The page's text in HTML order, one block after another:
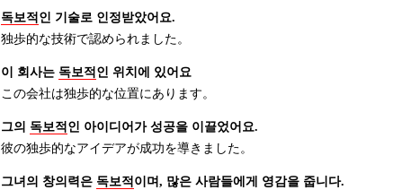
독보적 인 기술로 인정받았어요.
独歩的な技術で認められました。
이 회사는 독보적 인 위치에 있어요
この会社は独歩的な位置にあります。
그의 독보적 인 아이디어가 성공을 이끌었어요.
彼の独歩的なアイデアが成功を導きました。
그녀의 창의력은 독보적 이며, 많은 사람들에게 영감을 줍니다.